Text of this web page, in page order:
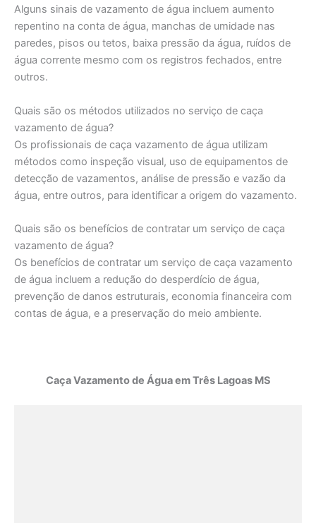
Alguns sinais de vazamento de água incluem aumento
repentino na conta de água, manchas de umidade nas
paredes, pisos ou tetos, baixa pressão da água, ruídos de
água corrente mesmo com os registros fechados, entre
outros.
Quais são os métodos utilizados no serviço de caça
vazamento de água?
Os profissionais de caça vazamento de água utilizam
métodos como inspeção visual, uso de equipamentos de
detecção de vazamentos, análise de pressão e vazão da
água, entre outros, para identificar a origem do vazamento.
Quais são os benefícios de contratar um serviço de caça
vazamento de água?
Os benefícios de contratar um serviço de caça vazamento
de água incluem a redução do desperdício de água,
prevenção de danos estruturais, economia financeira com
contas de água, e a preservação do meio ambiente.
Caça Vazamento de Água em Três Lagoas MS